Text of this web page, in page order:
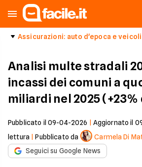
Assicurazioni: auto d'epoca e
Analisi multe stradali
incassi dei comuni a
miliardi nel 2025 (+23%
Pubblicato il 09-04-2026 Aggiornato il
lettura |Pubblicato da
Carmela Di
Seguici su Google News